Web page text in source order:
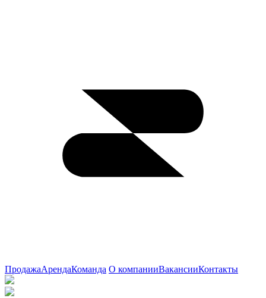
ПродажаАрендаКоманда О компанииВакансииКонтакты